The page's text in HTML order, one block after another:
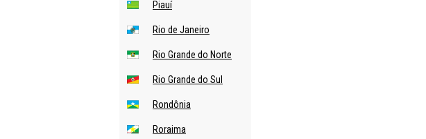
Piauí
Rio de Janeiro
Rio Grande do Norte
Rio Grande do Sul
Rondônia
Roraima